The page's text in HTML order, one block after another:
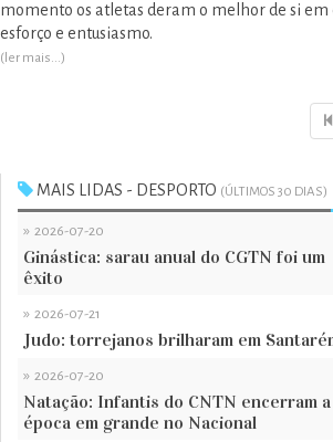
momento os atletas deram o melhor de si em
esforço e entusiasmo.
(ler mais...)
MAIS LIDAS - DESPORTO (ÚLTIMOS 30 DIAS)
» 2026-07-20
Ginástica: sarau anual do CGTN foi um
êxito
» 2026-07-21
Judo: torrejanos brilharam em
» 2026-07-20
Natação: Infantis do CNTN encerram a
época em grande no Nacional